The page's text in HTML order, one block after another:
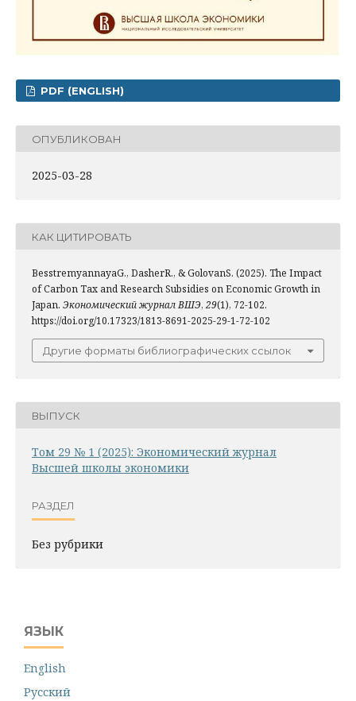
PDF (ENGLISH)
ОПУБЛИКОВАН
2025-03-28
КАК ЦИТИРОВАТЬ
BesstremyannayaG., DasherR., & GolovanS. (2025). The Impact
of Carbon Tax and Research Subsidies on Economic Growth in
Japan. Экономический журнал ВШЭ, 29(1), 72-102.
https://doi.org/10.17323/1813-8691-2025-29-1-72-102
Другие форматы библиографических ссылок
ВЫПУСК
Том 29 № 1 (2025): Экономический журнал
Высшей школы экономики
РАЗДЕЛ
Без рубрики
ЯЗЫК
English
Русский